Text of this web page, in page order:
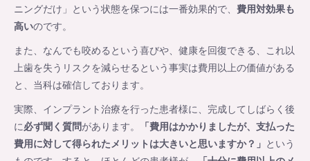
ニングだけ」という状態を保つには一番効果的で、 費用対効果も
高いのです。
また、なんでも咬めるという喜びや、健康を回復できる、これ以
上歯を失うリスクを減らせるという事実は費用以上の価値がある
と、当科は確信しております。
実際、インプラント治療を行った患者様に、完成してしばらく後
に必ず聞く質問があります。
「費用はかかりましたが、支払った
費用に対して得られたメリットは大きいと思いますか？」 という